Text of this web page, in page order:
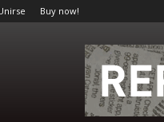
Buy now!